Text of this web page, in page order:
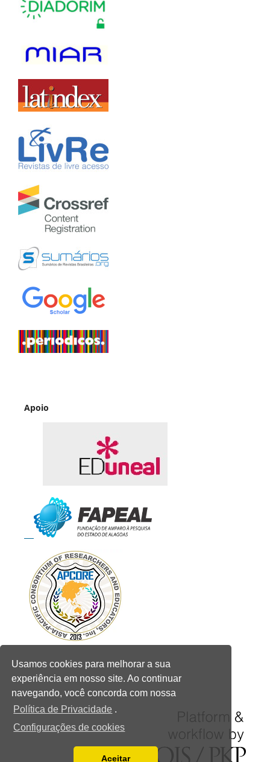
Usamos cookies para melhorar a sua
experiência em nosso site. Ao continuar
navegando, você concorda com nossa
Política de Privacidade .
Configurações de cookies
Aceitar
Apoio